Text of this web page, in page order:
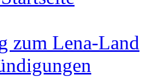
zum Lena-Land